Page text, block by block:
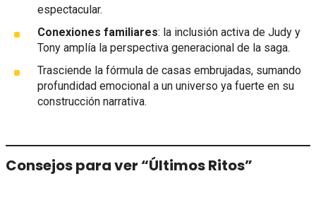
espectacular.
Conexiones familiares: la inclusión activa de Judy y
Tony amplía la perspectiva generacional de la saga.
Trasciende la fórmula de casas embrujadas, sumando
profundidad emocional a un universo ya fuerte en su
construcción narrativa.
Consejos para ver “Últimos Ritos”